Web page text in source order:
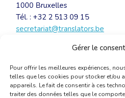
Gérer le
Pour offrir les meilleures expériences,
telles que les cookies pour stocker et/ou
appareils. Le fait de consentir à ces
traiter des données telles que le
1000 Bruxelles
Tél. : +32 2 513 09 15
secretariat@translators.be